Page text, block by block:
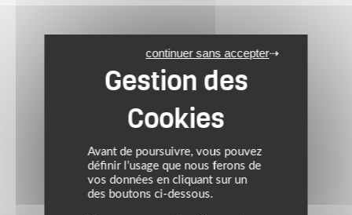
Avant de poursuivre, vous pouvez
définir l’usage que nous ferons de
vos données en cliquant sur un
des boutons ci-dessous.
continuer sans accepter